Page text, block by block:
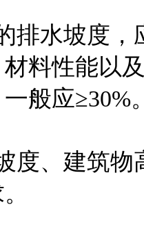
排水坡度
料性能以
般应≥30%
度、建筑